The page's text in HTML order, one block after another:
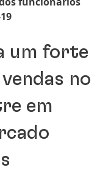
um forte
no
em